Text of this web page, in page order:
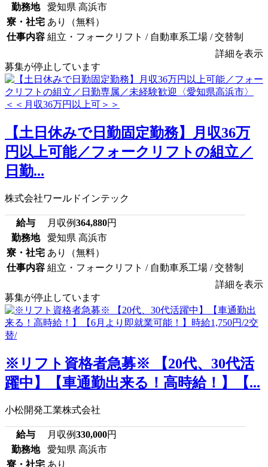
勤務地
愛知県 高浜市
寮・社宅 あり（無料）
仕事内容 組立・フォークリフト / 自動車系工場 / 交替制
詳細を表示
募集が停止しています
【土日休みで日勤固定勤務】月収36万
円以上可能／フォークリフトの組立／
日勤...
株式会社ワールドインテック
給与 月収例364,880円
勤務地
愛知県 高浜市
寮・社宅 あり（無料）
仕事内容 組立・フォークリフト / 自動車系工場 / 交替制
詳細を表示
募集が停止しています
※リフト資格者急募※ 【20代、30代活
躍中】【車通勤出来る！高時給！】【...
小松開発工業株式会社
給与 月収例330,000円
勤務地
愛知県 高浜市
寮・社宅 あり